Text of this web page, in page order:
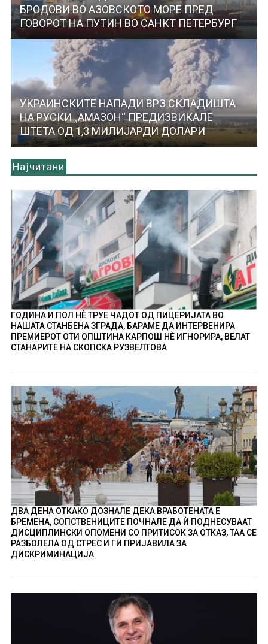
БРОДОВИ ВО АЗОВСКОТО МОРЕ ПРЕД
ГОВОРОТ НА ПУТИН ВО САНКТ ПЕТЕРБУРГ
УКРАИНСКИТЕ НАПАДИ ВРЗ СКЛАДИШТА
НА РУСКИ „АМАЗОН“ ПРЕДИЗВИКАЛЕ
ШТЕТА ОД 1,3 МИЛИЈАРДИ ДОЛАРИ
Најчитани
ГОДИНА И ПОЛ НÈ ТРУЕ ЧАДОТ ОД ПИЦЕРИЈАТА ВО
НАШАТА СТАНБЕНА ЗГРАДА, БАРАМЕ ДА ИНТЕРВЕНИРА
ПРЕМИЕРОТ ОТИ ОПШТИНА КАРПОШ НÈ ИГНОРИРА, ВЕЛАТ
СТАНАРИТЕ НА СКОПСКА РУЗВЕЛТОВА
ДВА ДЕНА ОТКАКО ДОЗНАЛЕ ДЕКА ВРАБОТЕНАТА Е
БРЕМЕНА, СОПСТВЕНИЦИТЕ ПОЧНАЛЕ ДА Ѝ ПОДНЕСУВААТ
ДИСЦИПЛИНСКИ ОПОМЕНИ СО ПРИТИСОК ЗА ОТКАЗ, ТАА СЕ
РАЗБОЛЕЛА ОД СТРЕС И ГИ ПРИЈАВИЛА ЗА
ДИСКРИМИНАЦИЈА